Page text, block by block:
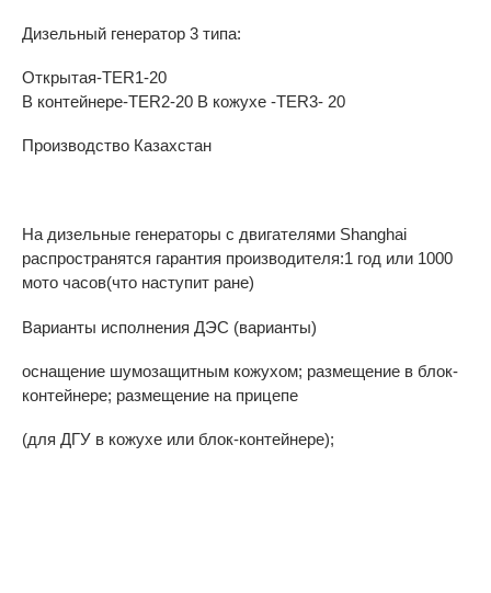
Дизельный генератор 3 типа:
Открытая-TER1-20
В контейнере-TER2-20 В кожухе -TER3- 20
Производство Казахстан
На дизельные генераторы с двигателями Shanghai
распространятся гарантия производителя:1 год или 1000
мото часов(что наступит ране)
Варианты исполнения ДЭС (варианты)
оснащение шумозащитным кожухом; размещение в блок-
контейнере; размещение на прицепе
(для ДГУ в кожухе или блок-контейнере);